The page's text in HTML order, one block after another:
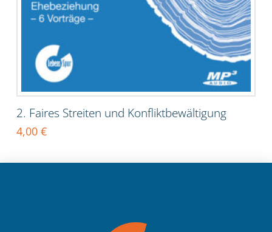
2. Faires Streiten und Konfliktbewältigung
4,00 €